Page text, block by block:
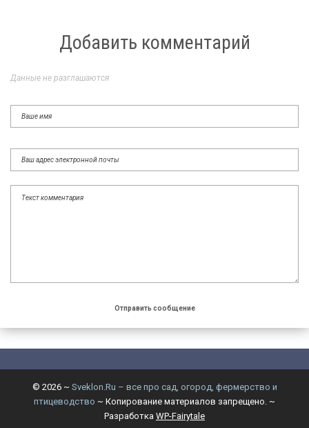
Добавить комментарий
Данные не разглашаются
© 2026~ Sveklon.Ru – все про сад, огород, фермерство и
птицеводство ~ Копирование материалов запрещено. ~
Разработка WP-Fairytale